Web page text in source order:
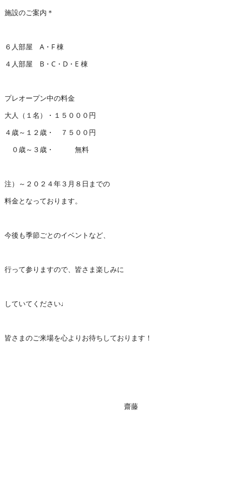
施設のご案内＊
６人部屋 A・F 棟
４人部屋 B・C・D・E 棟
プレオープン中の料金
大人（１名）・１５０００円
４歳～１２歳・ ７５００円
０歳～３歳・ 無料
注）～２０２４年３月８日までの
料金となっております。
今後も季節ごとのイベントなど、
行って参りますので、皆さま楽しみに
していてください♩
皆さまのご来場を心よりお待ちしております！
齋藤